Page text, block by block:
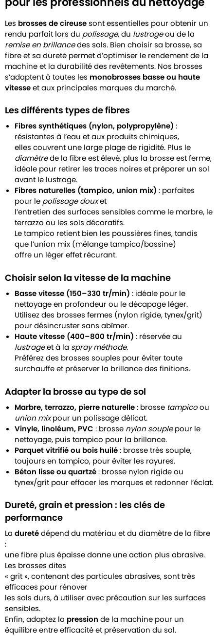
Les brosses de cireusesont essentielles pour obtenir un
rendu parfait lors du polissage, du lustrageou de la
remise en brillancedes sols. Bien choisir sa brosse, sa
fibre et sa dureté permet d’optimiser le rendement de la
machine et la durabilité des revêtements. Nos brosses
s’adaptent à toutes les monobrosses basse ou haute
vitesseet aux principales marques du marché.
Les différents types de fibres
Fibres synthétiques (nylon, polypropylène) :
résistantes à l’eau et aux produits chimiques,
elles couvrent une large plage de rigidité. Plus le
diamètrede la fibre est élevé, plus la brosse est ferme,
idéale pour retirer les traces noires et préparer un sol
avant le lustrage.
Fibres naturelles (tampico, union mix) : parfaites
pour le polissage douxet
l’entretien des surfaces sensibles comme le marbre, le
terrazzo ou les sols décoratifs.
Le tampico retient bien les poussières fines, tandis
que l’union mix (mélange tampico/bassine)
offre un léger effet récurant.
Choisir selon la vitesse de la machine
Basse vitesse (150–330 tr/min) : idéale pour le
nettoyage en profondeur ou le décapage léger.
Utilisez des brosses fermes (nylon rigide, tynex/grit)
pour désincruster sans abîmer.
Haute vitesse (400–800 tr/min) : réservée au
lustrageet à la spray méthode.
Préférez des brosses souples pour éviter toute
surchauffe et préserver la brillance des finitions.
Adapter la brosse au type de sol
Marbre, terrazzo, pierre naturelle: brosse tampicoou
union mixpour un polissage délicat.
Vinyle, linoléum, PVC : brosse nylon souplepour le
nettoyage, puis tampico pour la brillance.
Parquet vitrifié ou bois huilé: brosse très souple,
toujours en tampico, pour éviter les rayures.
Béton lisse ou quartzé: brosse nylon rigide ou
tynex/grit pour effacer les marques et redonner l’éclat.
Dureté, grain et pression : les clés de
performance
La duretédépend du matériau et du diamètre de la fibre
:
une fibre plus épaisse donne une action plus abrasive.
Les brosses dites
« grit », contenant des particules abrasives, sont très
efficaces pour rénover
les sols durs, à utiliser avec précaution sur les surfaces
sensibles.
Enfin, adaptez la pression de la machine pour un
équilibre entre efficacité et préservation du sol.